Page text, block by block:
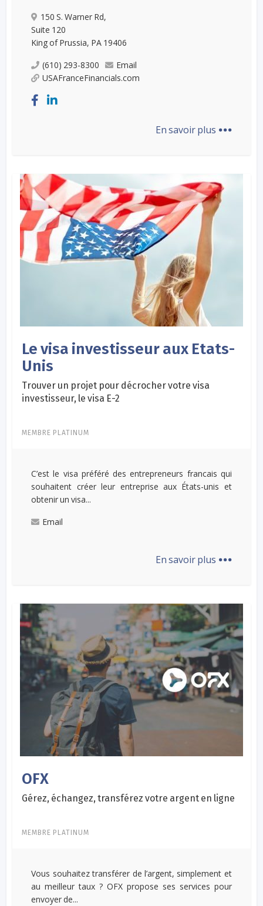
150 S. Warner Rd,
Suite 120
King of Prussia, PA 19406
(610) 293-8300
Email
USAFranceFinancials.com
En savoir plus ...
Le visa investisseur aux Etats-
Unis
Trouver un projet pour décrocher votre visa
investisseur, le visa E-2
MEMBRE PLATINUM
C’est le visa préféré des entrepreneurs francais qui
souhaitent créer leur entreprise aux États-unis et
obtenir un visa...
Email
En savoir plus ...
OFX
Gérez, échangez, transférez votre argent en ligne
MEMBRE PLATINUM
Vous souhaitez transférer de l’argent, simplement et
au meilleur taux ? OFX propose ses services pour
envoyer de...